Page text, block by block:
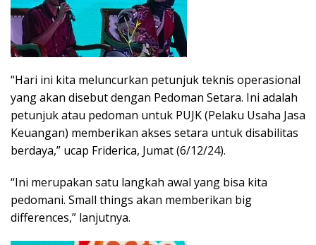
“Hari ini kita meluncurkan petunjuk teknis operasional
yang akan disebut dengan Pedoman Setara. Ini adalah
petunjuk atau pedoman untuk PUJK (Pelaku Usaha Jasa
Keuangan) memberikan akses setara untuk disabilitas
berdaya,” ucap Friderica, Jumat (6/12/24).
“Ini merupakan satu langkah awal yang bisa kita
pedomani. Small things akan memberikan big
differences,” lanjutnya.